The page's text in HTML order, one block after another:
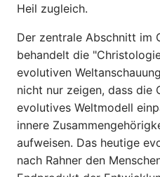
Heil zugleich.
Der zentrale Abschnitt im
behandelt die
evolutiven
nicht nur zeigen, dass die
evolutives Weltmodell
innere
aufweisen. Das heutige
nach Rahner den